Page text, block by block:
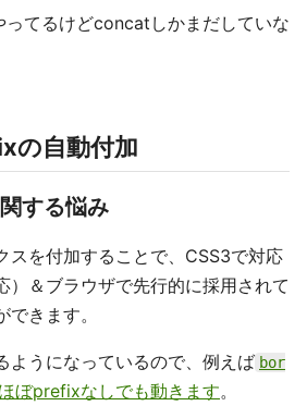
ってるけどconcatしかまだしていな
の自動付加
する悩み
スを付加することで、CSS3で対応
）＆ブラウザで先行的に採用されて
きます。
ようになっているので、例えば bor
ぼprefixなしでも動きます。